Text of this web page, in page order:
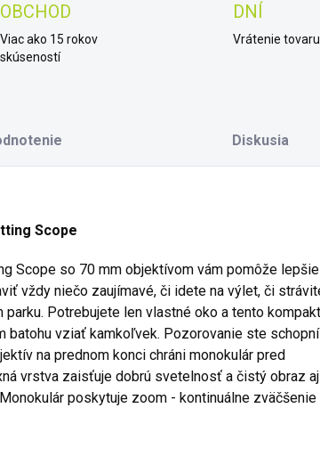
OBCHOD
Viac ako 15 rokov
skúseností
DNÍ
Vrátenie
Diskusia
Scope
Scope so 70 mm objektívom vám pomôže lepšie
vždy niečo zaujímavé, či idete na výlet, či
Potrebujete len vlastné oko a tento
batohu vziať kamkoľvek. Pozorovanie ste schopní
na prednom konci chráni monokulár pred
vrstva zaisťuje dobrú svetelnosť a čistý obraz aj
poskytuje zoom - kontinuálne zväčšenie